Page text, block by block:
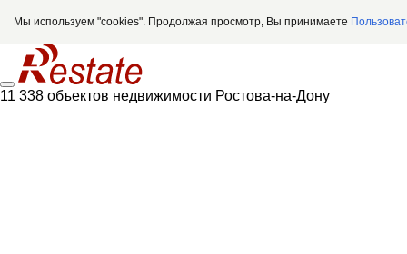
Мы используем "cookies". Продолжая просмотр, Вы принимаете
11 338 объектов недвижимости Ростова-на-Дону